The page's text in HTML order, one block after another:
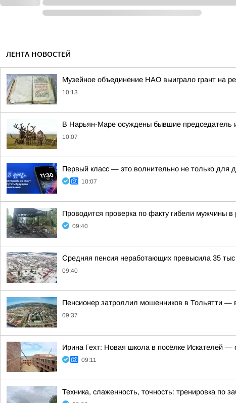
ЛЕНТА НОВОСТЕЙ
Музейное объединение НАО выиграло грант на
10:13
В Нарьян-Маре осуждены бывшие председатель
10:07
Первый класс — это волнительно не только для
10:07
Проводится проверка по факту гибели мужчины в
09:40
Средняя пенсия неработающих превысила 35 тыс
09:40
Пенсионер затроллил мошенников в Тольятти —
09:37
Ирина Гехт: Новая школа в посёлке Искателей —
09:11
Техника, слаженность, точность: тренировка по